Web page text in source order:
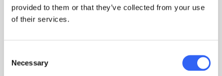
provided to them or that they’ve collected from your use
of their services.
Selection
Necessary
Du kan også skrive eller ringe direkte